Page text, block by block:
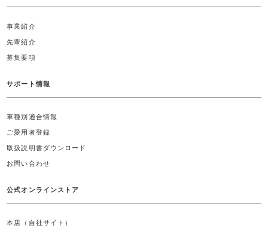
事業紹介
先輩紹介
募集要項
サポート情報
車種別適合情報
ご愛用者登録
取扱説明書ダウンロード
お問い合わせ
公式オンラインストア
本店（自社サイト）